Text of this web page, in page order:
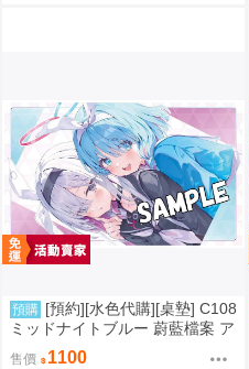
預購 [預約][水色代購][桌墊] C108
ミッドナイトブルー 蔚藍檔案 ア
ロナ＆プラナ
售價 1100